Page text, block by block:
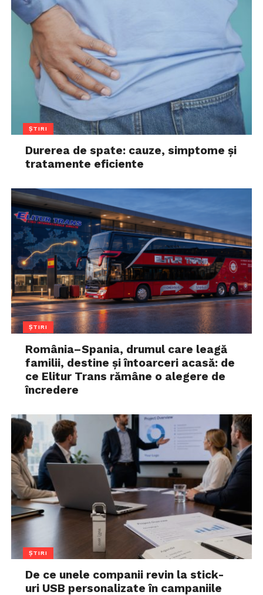
ȘTIRI
Durerea de spate: cauze, simptome și
tratamente eficiente
ȘTIRI
România–Spania, drumul care leagă
familii, destine și întoarceri acasă: de
ce Elitur Trans rămâne o alegere de
încredere
ȘTIRI
De ce unele companii revin la stick-
uri USB personalizate în campaniile